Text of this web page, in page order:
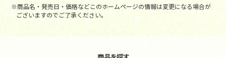
※商品名・発売日・価格などこのホームページの情報は変更になる場合が
ございますのでご了承ください。